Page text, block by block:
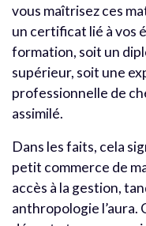
vous maîtrisez ces
un certificat lié à vos
formation, soit un
supérieur, soit une
professionnelle de
assimilé.
Dans les faits, cela
petit commerce de
accès à la gestion,
anthropologie l’aura.